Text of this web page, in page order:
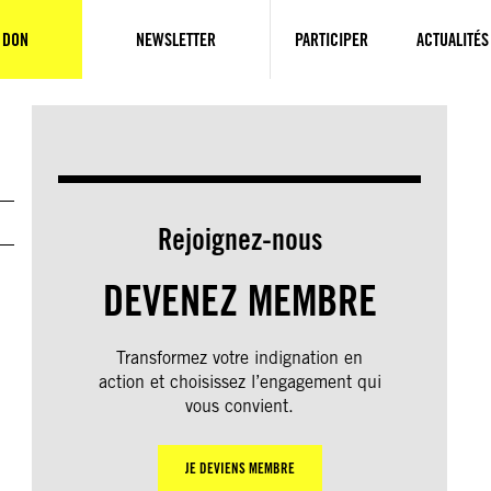
NEWSLETTER PARTICIPER ACTUALITÉS
Rejoignez-nous
DEVENEZ MEMBRE
Transformez votre indignation en
action et choisissez l’engagement qui
vous convient.
JE DEVIENS MEMBRE